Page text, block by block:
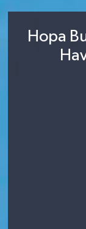
Hopa
Ekonomi
Süper Lig
Son